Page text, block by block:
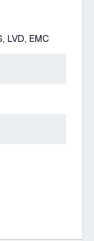
LVD, EMC